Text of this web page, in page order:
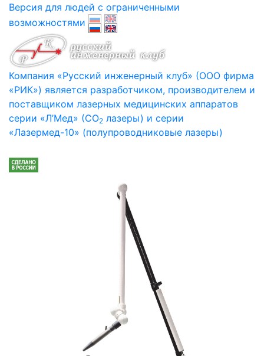
Версия для людей с ограниченными
возможностями
Компания «Русский инженерный клуб» (ООО фирма
«РИК») является разработчиком, производителем и
поставщиком лазерных медицинских аппаратов
серии «Л’Мед» (СО2 лазеры) и серии
«Лазермед-10» (полупроводниковые лазеры)